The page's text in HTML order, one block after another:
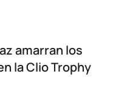
amarran los
la Clio Trophy